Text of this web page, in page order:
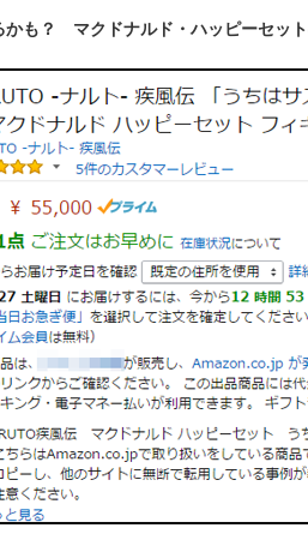
かも？ マクドナルド・ハッピーセッ